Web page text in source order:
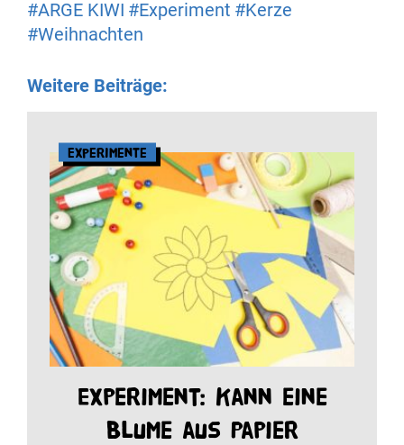
#ARGE KIWI #Experiment #Kerze
#Weihnachten
Weitere Beiträge:
Experimente
Experiment: Kann eine
Blume aus Papier